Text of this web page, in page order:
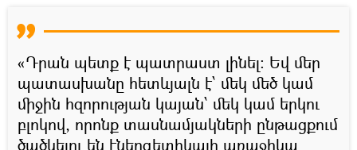
«Դրան պետք է պատրաստ լինել։ Եվ մեր
պատասխանը հետևյալն է՝ մեկ մեծ կամ
միջին հզորության կայան՝ մեկ կամ երկու
բլոկով, որոնք տասնամյակների ընթացքում
ծածկելու են էներգետիկայի առաջիկա